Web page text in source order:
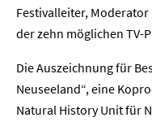
Festivalleiter,
der zehn möglichen TV-
Die Auszeichnung für
Neuseeland“, eine
Natural History Unit für